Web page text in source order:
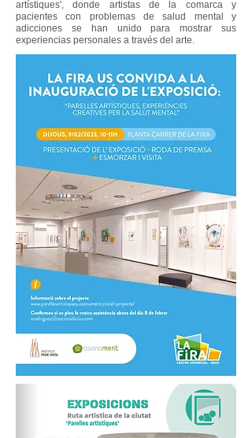
artístiques', donde artistas de la comarca y
pacientes con problemas de salud mental y
adicciones se han unido para mostrar sus
experiencias personales a través del arte.